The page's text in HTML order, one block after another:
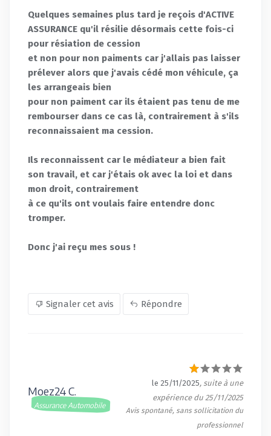
Quelques semaines plus tard je reçois d'ACTIVE
ASSURANCE qu'il résilie désormais cette fois-ci
pour résiation de cession
et non pour non paiments car j'allais pas laisser
prélever alors que j'avais cédé mon véhicule, ça
les arrangeais bien
pour non paiment car ils étaient pas tenu de me
rembourser dans ce cas là, contrairement à s'ils
reconnaissaient ma cession.
Ils reconnaissent car le médiateur a bien fait
son travail, et car j'étais ok avec la loi et dans
mon droit, contrairement
à ce qu'ils ont voulais faire entendre donc
tromper.
Donc j'ai reçu mes sous !
Signaler cet avis Répondre
Moez24 C.
Assurance Automobile
le 25/11/2025, suite à une
expérience du 25/11/2025
Avis spontané, sans sollicitation du
professionnel